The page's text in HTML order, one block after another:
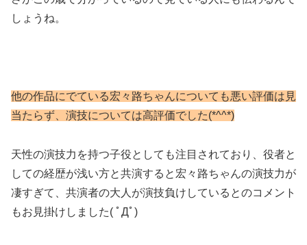
しょうね。
他の作品にでている宏々路ちゃんについても悪い評価は見
当たらず、演技については高評価でした(*^^*)
天性の演技力を持つ子役としても注目されており、役者と
しての経歴が浅い方と共演すると宏々路ちゃんの演技力が
凄すぎて、共演者の大人が演技負けしているとのコメント
もお見掛けしました( ﾟДﾟ)